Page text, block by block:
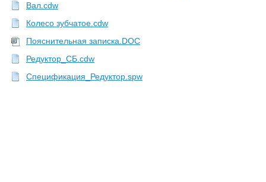
Вал.cdw
Колесо зубчатое.cdw
Пояснительная записка.DOC
Редуктор_СБ.cdw
Спецификация_Редуктор.spw